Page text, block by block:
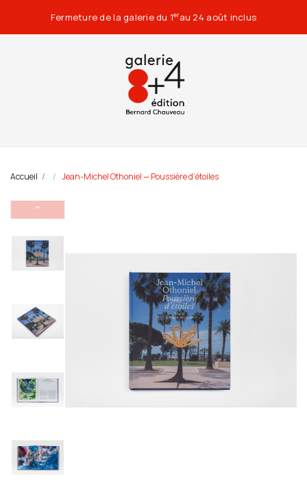
Fermeture de la galerie du 1erau 24 août inclus
Accueil Jean-Michel Othoniel — Poussière d’étoiles
⌃